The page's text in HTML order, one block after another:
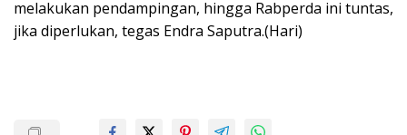
melakukan pendampingan, hingga Rabperda ini tuntas,
jika diperlukan, tegas Endra Saputra.(Hari)